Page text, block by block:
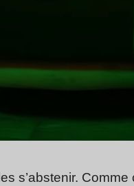
s’abstenir.